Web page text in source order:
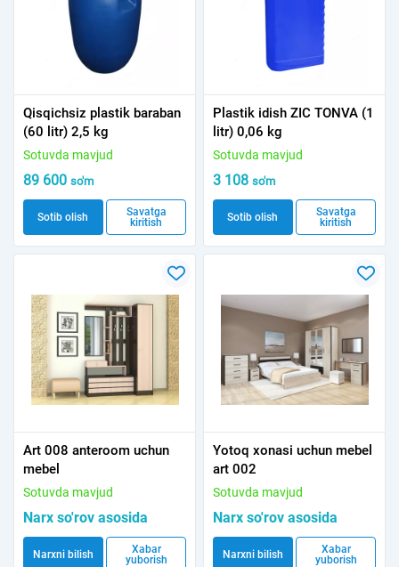
Qisqichsiz plastik baraban
(60 litr) 2,5 kg
Sotuvda mavjud
89 600 so'm
Sotib olish
Savatga
kiritish
Plastik idish ZIC TONVA (1
litr) 0,06 kg
Sotuvda mavjud
3 108 so'm
Sotib olish
Savatga
kiritish
Art 008 anteroom uchun
mebel
Sotuvda mavjud
Narx so'rov asosida
Narxni bilish
Xabar
yuborish
Yotoq xonasi uchun mebel
art 002
Sotuvda mavjud
Narx so'rov asosida
Narxni bilish
Xabar
yuborish